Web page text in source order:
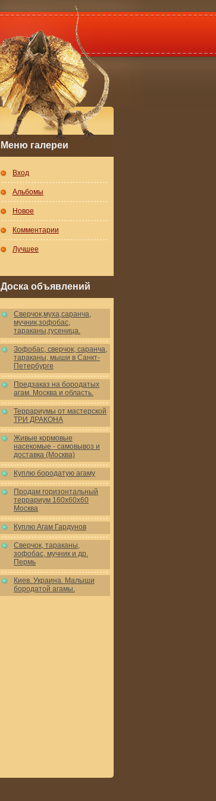
Меню галереи
Вход
Альбомы
Новое
Комментарии
Лучшее
Доска объявлений
Cверчок,муха,саранча,
мучник,зофобас,
тараканы,гусеница.
Зофобас, сверчок, саранча,
тараканы, мыши в Санкт-
Петербурге
Предзаказ на бородатых
агам. Москва и область.
Террариумы от мастерской
ТРИ ДРАКОНА
Живые кормовые
насекомые - самовывоз и
доставка (Москва)
Куплю бородатую агаму
Продам горизонтальный
террариум 160x60x60
Москва
Куплю Агам Гардунов
Сверчок, тараканы,
зофобас, мучник и др.
Пермь
Киев. Украина. Малыши
бородатой агамы.